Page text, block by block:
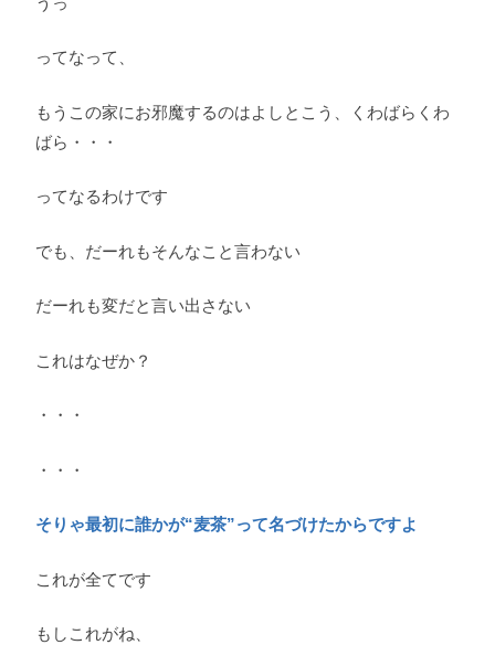
ってなって、
もうこの家にお邪魔するのはよしとこう、くわばらくわ
ばら・・・
ってなるわけです
でも、だーれもそんなこと言わない
だーれも変だと言い出さない
これはなぜか？
・・・
・・・
そりゃ最初に誰かが“麦茶”って名づけたからですよ
これが全てです
もしこれがね、